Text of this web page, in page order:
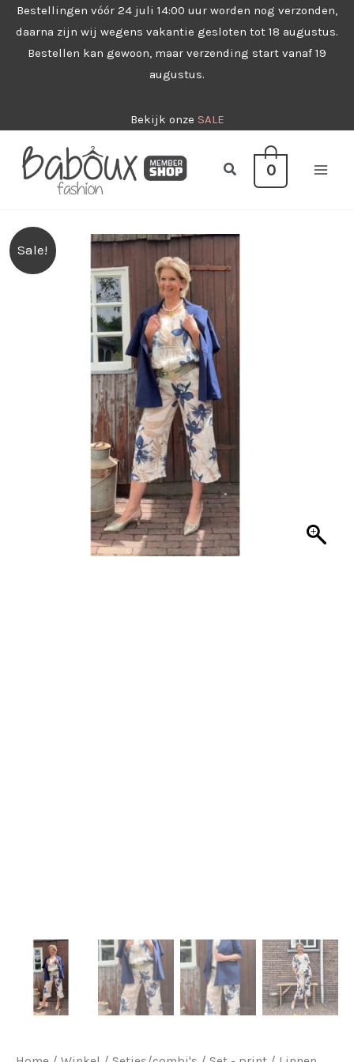
naar
Bestellingen vóór 24 juli 14:00 uur worden nog verzonden,
daarna zijn wij wegens vakantie gesloten tot 18 augustus.
Bestellen kan gewoon, maar verzending start vanaf 19
augustus.
Bekijk onze SALE
Zoeken0
Sale!